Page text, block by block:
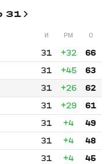
31
И РМ О
31 +32
66
31 +45
63
31 +26
62
31 +29
61
31 +4
49
31 +4
48
31 +4
45